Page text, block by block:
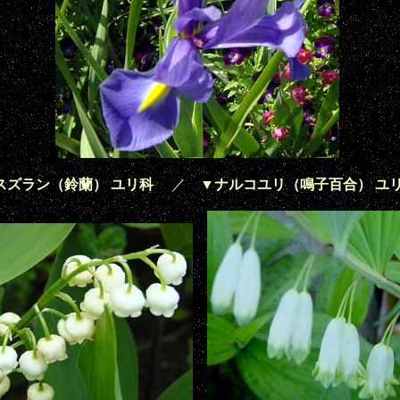
ラン（鈴蘭） ユリ科／▼ナルコユリ（鳴子百合） ユ